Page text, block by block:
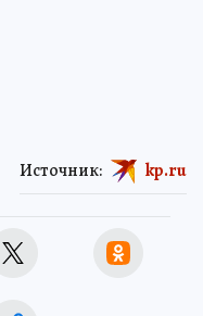
Источник: kp.ru